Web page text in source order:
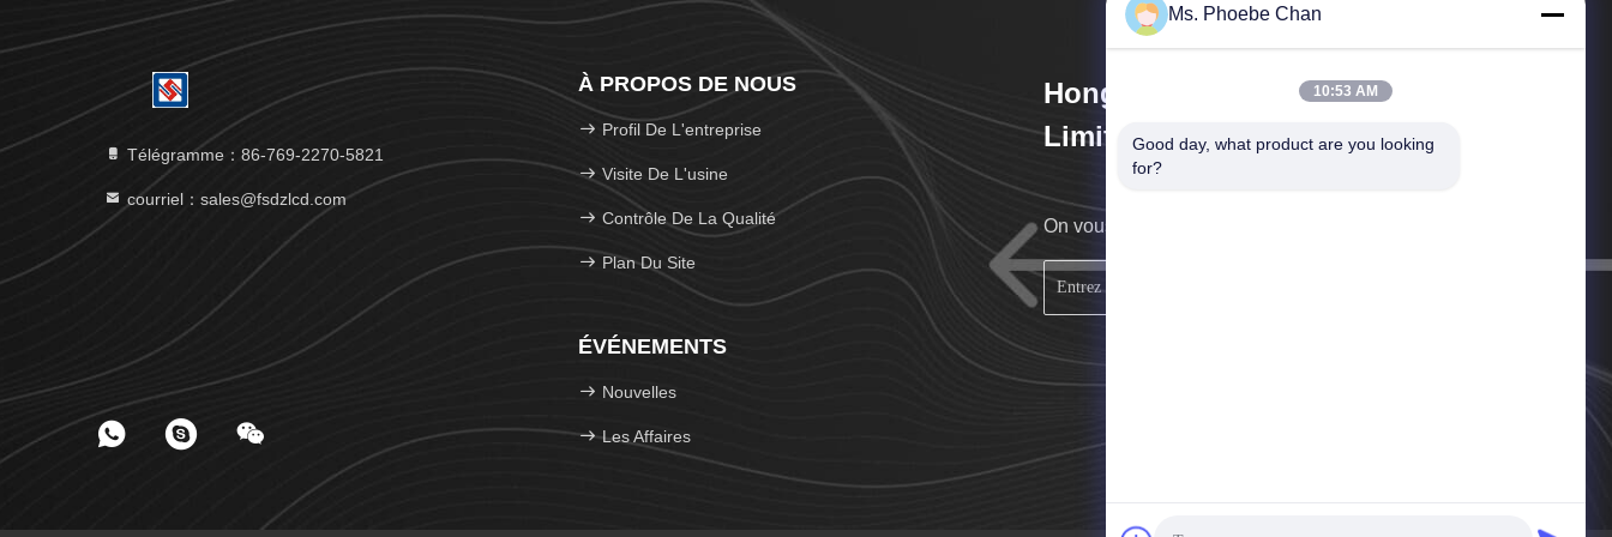
Télégramme：86-769-2270-5821
courriel：sales@fsdzlcd.com
À PROPOS DE NOUS
Profil De L'entreprise
Visite De L'usine
Contrôle De La Qualité
Plan Du Site
ÉVÉNEMENTS
Nouvelles
Les Affaires
HongKong Guanke Industrial
Limited
On vous rappellera au plus vite.
Ms. Phoebe Chan
10:53 AM
Good day, what product are you looking
for?